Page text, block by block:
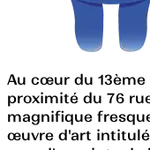
Au cœur du 13ème
proximité du 76
magnifique
œuvre d'art